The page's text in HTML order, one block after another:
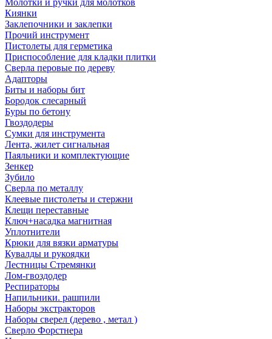
Молотки и ручки для молотков
Киянки
Заклепочники и заклепки
Прочий инструмент
Пистолеты для герметика
Приспособление для кладки плитки
Сверла перовые по дереву
Адапторы
Биты и наборы бит
Бородок слесарный
Буры по бетону
Гвоздодеры
Сумки для инструмента
Лента, жилет сигнальная
Паяльники и комплектующие
Зенкер
Зубило
Сверла по металлу
Клеевые пистолеты и стержни
Клещи переставные
Ключ+насадка магнитная
Уплотнители
Крюки для вязки арматуры
Кувалды и рукоядки
Лестницы Стремянки
Лом-гвоздодер
Респираторы
Напильники. рашпили
Наборы экстракторов
Наборы сверел (дерево , метал )
Сверло Форстнера